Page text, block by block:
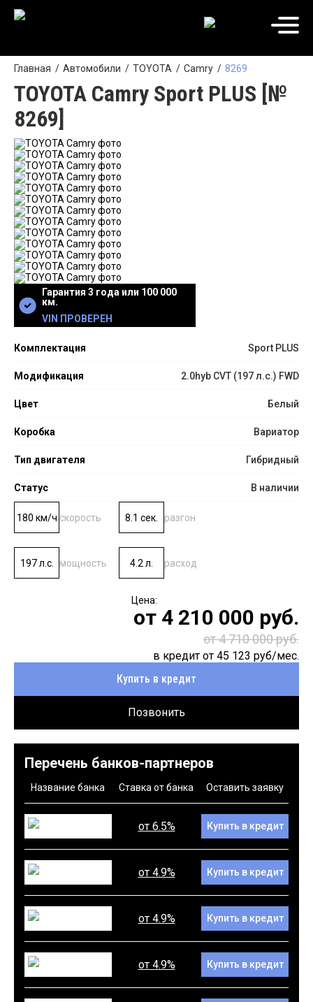
Главная Автомобили TOYOTA Camry 8269
TOYOTA Camry Sport PLUS [№
8269]
Гарантия 3 года или 100 000
км.
VIN ПРОВЕРЕН
Комплектация Sport PLUS
Модификация 2.0hyb CVT (197 л.с.) FWD
Цвет Белый
Коробка Вариатор
Тип двигателя Гибридный
Статус В наличии
180 км/ч скорость 8.1 сек. разгон
197 л.с. мощность 4.2 л. расход
от 4 210 000 руб.
от 4 710 000 руб.
в кредит от 45 123 руб/мес.
Купить в кредит
Позвонить
Перечень банков-партнеров
Название банка Ставка от банка Оставить заявку
от 6.5% Купить в кредит
от 4.9% Купить в кредит
от 4.9% Купить в кредит
от 4.9% Купить в кредит